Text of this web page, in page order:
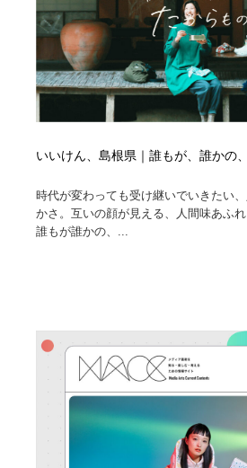
いいけん、島根県｜誰もが、誰かの
時代が変わっても受け継いでいきたい
かさ。互いの顔が見える、人間味あふれ
誰もが誰かの、...